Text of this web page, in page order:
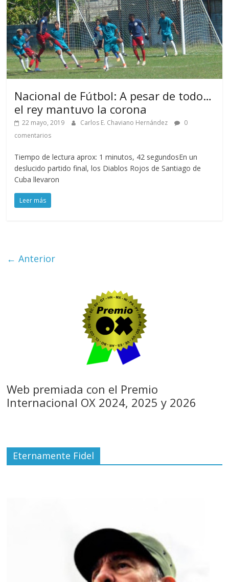
Nacional de Fútbol: A pesar de todo…
el rey mantuvo la corona
22 mayo, 2019 Carlos E. Chaviano Hernández
0
comentarios
Tiempo de lectura aprox: 1 minutos, 42 segundosEn un
deslucido partido final, los Diablos Rojos de Santiago de
Cuba llevaron
Leer más
← Anterior
Web premiada con el Premio
Internacional OX 2024, 2025 y 2026
Eternamente Fidel